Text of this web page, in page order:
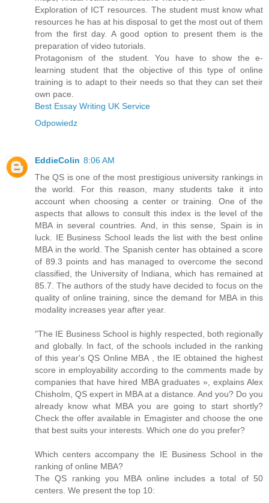
Exploration of ICT resources. The student must know what
resources he has at his disposal to get the most out of them
from the first day. A good option to present them is the
preparation of video tutorials.
Protagonism of the student. You have to show the e-
learning student that the objective of this type of online
training is to adapt to their needs so that they can set their
own pace.
Best Essay Writing UK Service
Odpowiedz
EddieColin 8:06 AM
The QS is one of the most prestigious university rankings in
the world. For this reason, many students take it into
account when choosing a center or training. One of the
aspects that allows to consult this index is the level of the
MBA in several countries. And, in this sense, Spain is in
luck. IE Business School leads the list with the best online
MBA in the world. The Spanish center has obtained a score
of 89.3 points and has managed to overcome the second
classified, the University of Indiana, which has remained at
85.7. The authors of the study have decided to focus on the
quality of online training, since the demand for MBA in this
modality increases year after year.
"The IE Business School is highly respected, both regionally
and globally. In fact, of the schools included in the ranking
of this year's QS Online MBA , the IE obtained the highest
score in employability according to the comments made by
companies that have hired MBA graduates », explains Alex
Chisholm, QS expert in MBA at a distance. And you? Do you
already know what MBA you are going to start shortly?
Check the offer available in Emagister and choose the one
that best suits your interests. Which one do you prefer?
Which centers accompany the IE Business School in the
ranking of online MBA?
The QS ranking you MBA online includes a total of 50
centers. We present the top 10: